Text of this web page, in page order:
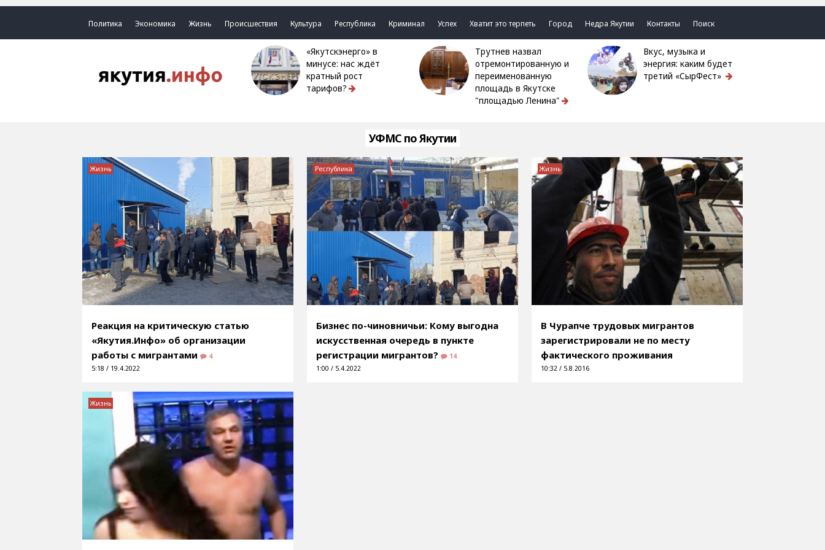
Политика Экономика Жизнь Происшествия Культура Республика Криминал Успех Хватит это терпеть Город Недра Якутии Контакты Поиск
«Якутскэнерго» в
минусе: нас ждёт
кратный рост
тарифов?
Трутнев назвал
отремонтированную и
переименованную
площадь в Якутске
"площадью Ленина"
Вкус, музыка и
энергия: каким будет
третий «СырФест»
УФМС по Якутии
Реакция на критическую статью
«Якутия.Инфо» об организации
работы с мигрантами
4
5:18 / 19.4.2022
Жизнь
Бизнес по-чиновничьи: Кому выгодна
искусственная очередь в пункте
регистрации мигрантов?
14
1:00 / 5.4.2022
Республика
В Чурапче трудовых мигрантов
зарегистрировали не по месту
фактического проживания
10:32 / 5.8.2016
Жизнь
Жизнь